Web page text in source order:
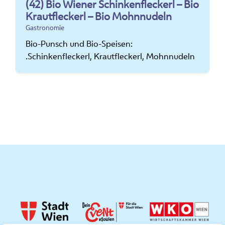
(42) Bio Wiener Schinkenfleckerl – Bio
Krautfleckerl – Bio Mohnnudeln
Gastronomie
Bio-Punsch und Bio-Speisen:
.Schinkenfleckerl, Krautfleckerl, Mohnnudeln